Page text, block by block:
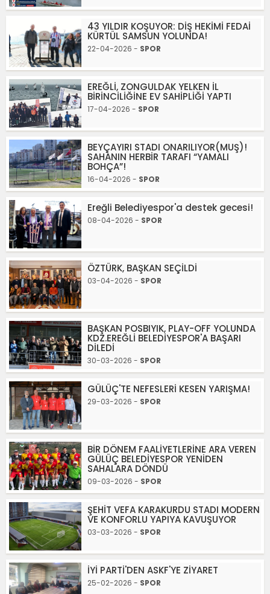
43 YILDIR KOŞUYOR: DİŞ HEKİMİ FEDAİ
KÜRTÜL SAMSUN YOLUNDA!
22-04-2026 - SPOR
EREĞLİ, ZONGULDAK YELKEN İL
BİRİNCİLİĞİNE EV SAHİPLİĞİ YAPTI
17-04-2026 - SPOR
BEYÇAYIRI STADI ONARILIYOR(MUŞ)!
SAHANIN HERBİR TARAFI “YAMALI
BOHÇA”!
16-04-2026 - SPOR
Ereğli Belediyespor'a destek gecesi!
08-04-2026 - SPOR
ÖZTÜRK, BAŞKAN SEÇİLDİ
03-04-2026 - SPOR
BAŞKAN POSBIYIK, PLAY-OFF YOLUNDA
KDZ.EREĞLİ BELEDİYESPOR'A BAŞARI
DİLEDİ
30-03-2026 - SPOR
GÜLÜÇ'TE NEFESLERİ KESEN YARIŞMA!
29-03-2026 - SPOR
BİR DÖNEM FAALİYETLERİNE ARA VEREN
GÜLÜÇ BELEDİYESPOR YENİDEN
SAHALARA DÖNDÜ
09-03-2026 - SPOR
ŞEHİT VEFA KARAKURDU STADI MODERN
VE KONFORLU YAPIYA KAVUŞUYOR
03-03-2026 - SPOR
İYİ PARTİ'DEN ASKF'YE ZİYARET
25-02-2026 - SPOR